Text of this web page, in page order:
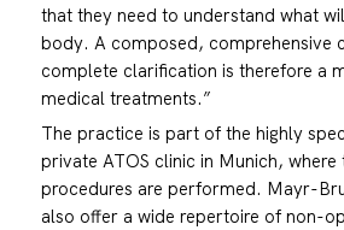
that they need to understand what
body. A composed, comprehensive
complete clarification is therefore a
medical treatments.”
The practice is part of the highly
private ATOS clinic in Munich, where
procedures are performed. Mayr-
also offer a wide repertoire of non-